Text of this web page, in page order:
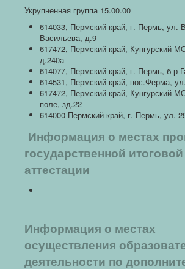
Укрупненная группа 15.00.00
614033, Пермский край, г. Пермь, ул.
Васильева, д.9
617472, Пермский край, Кунгурский
д.240а
614077, Пермский край, г. Пермь, б-р
614531, Пермский край, пос.Ферма,
617472, Пермский край, Кунгурский
поле, зд.22
614000 Пермский край, г. Пермь, ул.
Информация о местах
государственной итоговой
аттестации
Информация о местах
осуществления
деятельности по